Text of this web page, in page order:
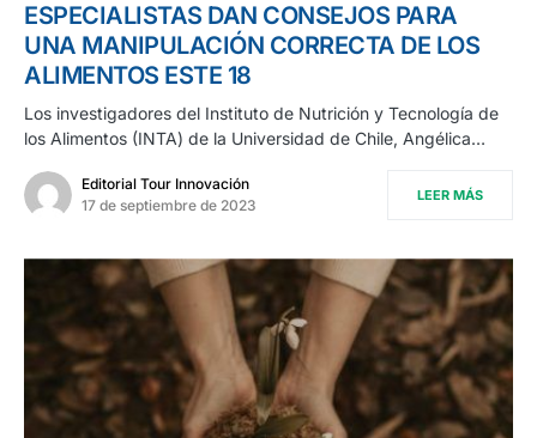
ESPECIALISTAS DAN CONSEJOS PARA
UNA MANIPULACIÓN CORRECTA DE LOS
ALIMENTOS ESTE 18
Los investigadores del Instituto de Nutrición y Tecnología de
los Alimentos (INTA) de la Universidad de Chile, Angélica…
Editorial Tour Innovación
17 de septiembre de 2023
LEER MÁS